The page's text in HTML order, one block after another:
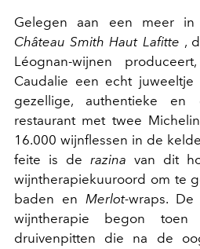
Gelegen aan een meer
Château Smith Haut Lafitte ,
Léognan-wijnen
Caudalie een echt juweeltje
gezellige, authentieke en
restaurant met twee
16.000 wijnflessen in de
feite is de razina van dit
wijntherapiekuuroord om te
baden en Merlot-wraps. De
wijntherapie begon
druivenpitten die na de